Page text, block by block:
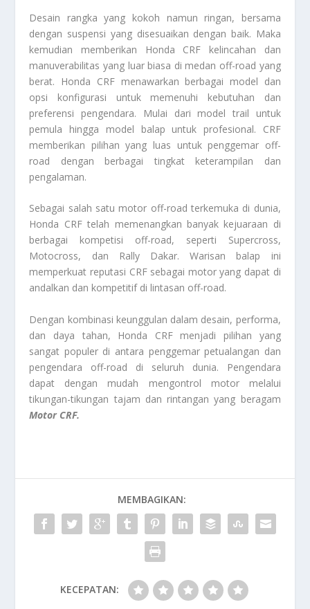
Desain rangka yang kokoh namun ringan, bersama
dengan suspensi yang disesuaikan dengan baik. Maka
kemudian memberikan Honda CRF kelincahan dan
manuverabilitas yang luar biasa di medan off-road yang
berat. Honda CRF menawarkan berbagai model dan
opsi konfigurasi untuk memenuhi kebutuhan dan
preferensi pengendara. Mulai dari model trail untuk
pemula hingga model balap untuk profesional. CRF
memberikan pilihan yang luas untuk penggemar off-
road dengan berbagai tingkat keterampilan dan
pengalaman.
Sebagai salah satu motor off-road terkemuka di dunia,
Honda CRF telah memenangkan banyak kejuaraan di
berbagai kompetisi off-road, seperti Supercross,
Motocross, dan Rally Dakar. Warisan balap ini
memperkuat reputasi CRF sebagai motor yang dapat di
andalkan dan kompetitif di lintasan off-road.
Dengan kombinasi keunggulan dalam desain, performa,
dan daya tahan, Honda CRF menjadi pilihan yang
sangat populer di antara penggemar petualangan dan
pengendara off-road di seluruh dunia. Pengendara
dapat dengan mudah mengontrol motor melalui
tikungan-tikungan tajam dan rintangan yang beragam
Motor CRF.
MEMBAGIKAN:
KECEPATAN: